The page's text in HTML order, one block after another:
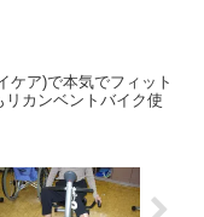
ケア)で本気でフィット
リカンベントバイク使